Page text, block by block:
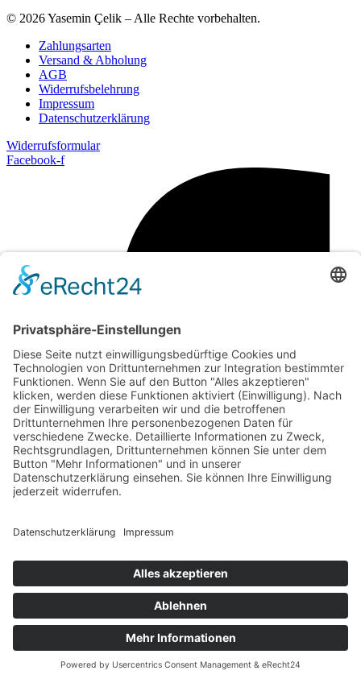
© 2026 Yasemin Çelik – Alle Rechte vorbehalten.
Zahlungsarten
Versand & Abholung
AGB
Widerrufsbelehrung
Impressum
Datenschutzerklärung
Widerrufsformular
Facebook-f